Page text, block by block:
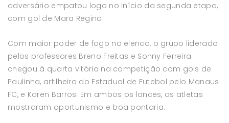
adversário empatou logo no início da segunda etapa,
com gol de Mara Regina.
Com maior poder de fogo no elenco, o grupo liderado
pelos professores Breno Freitas e Sonny Ferreira
chegou à quarta vitória na competição com gols de
Paulinha, artilheira do Estadual de Futebol pelo Manaus
FC, e Karen Barros. Em ambos os lances, as atletas
mostraram oportunismo e boa pontaria.